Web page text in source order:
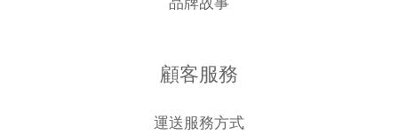
顧客服務
運送服務方式